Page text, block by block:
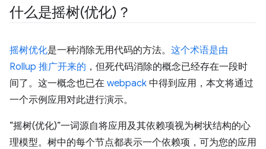
什么是摇树(优化)？
摇树优化是一种消除无用代码的方法。 这个术语是由
Rollup 推广开来的 ，但死代码消除的概念已经存在一段时
间了。这一概念也已在 webpack 中得到应用，本文将通过
一个示例应用对此进行演示。
“摇树(优化)”一词源自将应用及其依赖项视为树状结构的心
理模型。树中的每个节点都表示一个依赖项，可为您的应用